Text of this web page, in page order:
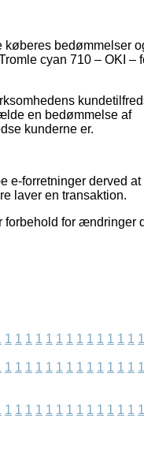
bedømmelser
cyan 710 – OKI –
en bedømmelse af
kunderne er.
e-forretninger derved
laver en transaktion.
forbehold for ændringer
1 1 1 1 1 1 1 1 1 1 1 1 1 1
1 1 1 1 1 1 1 1 1 1 1 1 1 1
1 1 1 1 1 1 1 1 1 1 1 1 1 1